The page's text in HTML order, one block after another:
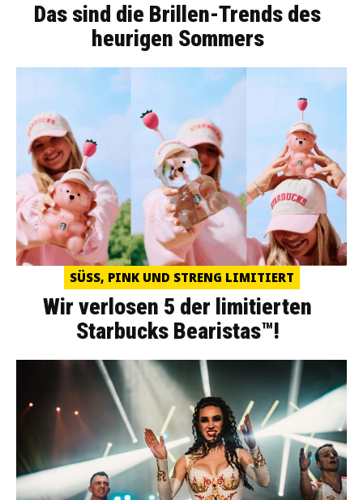
Das sind die Brillen-Trends des
heurigen Sommers
SÜSS, PINK UND STRENG LIMITIERT
Wir verlosen 5 der limitierten
Starbucks Bearistas™!